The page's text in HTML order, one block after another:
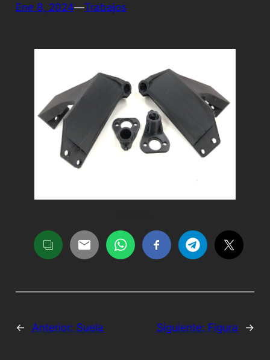
Ene 8, 2024—Trabajos
← Anterior: Suela Siguiente: Figura →